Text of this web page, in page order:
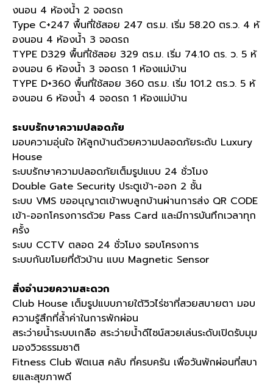
งนอน 4 ห้องน้ำ 2 จอดรถ
Type C+247 พื้นที่ใช้สอย 247 ตร.ม. เริ่ม 58.20 ตร.ว. 4 ห้
องนอน 4 ห้องน้ำ 3 จอดรถ
TYPE D329 พื้นที่ใช้สอย 329 ตร.ม. เริ่ม 74.10 ตร. ว. 5 ห้
องนอน 6 ห้องน้ำ 3 จอดรถ 1 ห้องแม่บ้าน
TYPE D+360 พื้นที่ใช้สอย 360 ตร.ม. เริ่ม 101.2 ตร.ว. 5 ห้
องนอน 6 ห้องน้ำ 4 จอดรถ 1 ห้องแม่บ้าน
ระบบรักษาความปลอดภัย
มอบความอุ่นใจ ให้ลูกบ้านด้วยความปลอดภัยระดับ Luxury
House
ระบบรักษาความปลอดภัยเต็มรูปแบบ 24 ชั่วโมง
Double Gate Security ประตูเข้า-ออก 2 ชั้น
ระบบ VMS ขออนุญาตเข้าพบลูกบ้านผ่านการส่ง QR CODE
เข้า-ออกโครงการด้วย Pass Card และมีการบันทึกเวลาทุก
ครั้ง
ระบบ CCTV ตลอด 24 ชั่วโมง รอบโครงการ
ระบบกันขโมยที่ตัวบ้าน แบบ Magnetic Sensor
สิ่งอำนวยความสะดวก
Club House เต็มรูปแบบภายใต้วิวไร่ชาที่สวยสบายตา มอบ
ความรู้สึกที่ล้ำค่าในการพักผ่อน
สระว่ายน้ำระบบเกลือ สระว่ายน้ำดีไซน์สวยเล่นระดับเปิดรับมุม
มองวิวธรรมชาติ
Fitness Club ฟิตเนส คลับ ที่ครบครัน เพื่อวันพักผ่อนที่สบา
ยและสุขภาพดี